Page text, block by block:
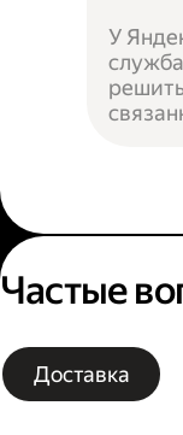
У
Частые
Доставка